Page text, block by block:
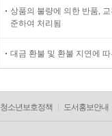
상품의 불량에 의한 반품,
준하여 처리됨
대금 환불 및 환불 지연에
청소년보호정책 도서홍보안내